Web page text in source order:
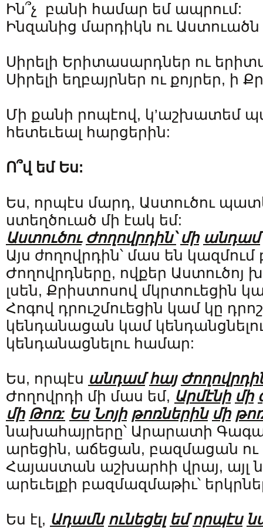
Ին՞չ բանի համար եմ ապրում:
Ինզանից մարդիկն ու Աստուածն
Սիրելի Երիտասարդներ ու
Սիրելի եղբայրներ ու քոյրեր, ի
Մի քանի րոպէով, կ’աշխատեմ
հետեւեալ հարցերին:
Ո՞վ եմ Ես:
Ես, որպէս մարդ, Աստուծու
ստեղծուած մի էակ եմ:
Աստուծու Ժողովրդին՝ մի անդամ
Այս ժողովրդին՝ մաս են կազմում
Ժողովրդները, ովքեր Աստուծոյ
լսեն, Քրիստոսով մկրտուեցին
Հոգով դրուշմուեցին կամ կը
կենդանացան կամ կենդանցնելու
կենդանացնելու համար:
Ես, որպէս անդամ հայ
Ժողովրդի մի մաս եմ, Արմէնի մի
մի Թոռ: Ես Նոյի թոռներին մի
նախահայրերը՝ Արարատի
արեցին, աճեցան, բազմացան ու
Հայաստան աշխարհի վրայ, այլ
արեւելքի բազմազմաթիւ՝
Ես էլ, Ադամն ունեցել եմ որպէս